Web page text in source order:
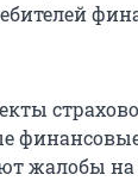
жалобы